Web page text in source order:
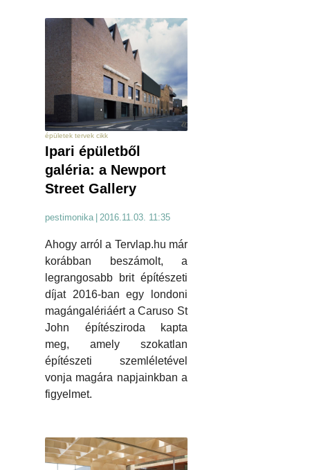
épületek tervek cikk
Ipari épületből
galéria: a Newport
Street Gallery
pestimonika 2016.11.03. 11:35
Ahogy arról a Tervlap.hu már
korábban beszámolt, a
legrangosabb brit építészeti
díjat 2016-ban egy londoni
magángalériáért a Caruso St
John építésziroda kapta
meg, amely szokatlan
építészeti szemléletével
vonja magára napjainkban a
figyelmet.